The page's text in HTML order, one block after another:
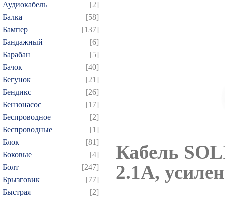
Аудиокабель
[2]
Балка
[58]
Бампер
[137]
Бандажный
[6]
Барабан
[5]
Бачок
[40]
Бегунок
[21]
Бендикс
[26]
Бензонасос
[17]
Беспроводное
[2]
Беспроводные
[1]
Блок
[81]
Боковые
[4]
Болт
[247]
Брызговик
[77]
Быстрая
[2]
Кабель
2.1A,